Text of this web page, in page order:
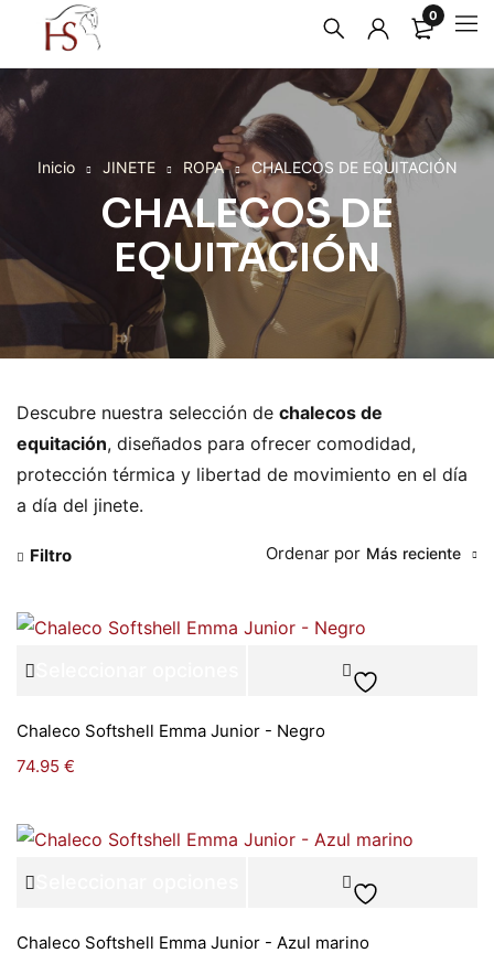
0
CHALECOS DE
EQUITACIÓN
Inicio JINETE ROPA CHALECOS DE EQUITACIÓN
Descubre nuestra selección de chalecos de
equitación, diseñados para ofrecer comodidad,
protección térmica y libertad de movimiento en el día
a día del jinete.
Filtro Ordenar por Más reciente
Chaleco Softshell Emma Junior - Negro
74.95 €
Chaleco Softshell Emma Junior - Azul marino